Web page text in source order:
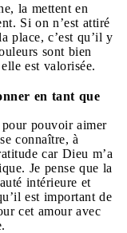
la mettent en
Si on n’est attiré
place, c’est qu’il y
sont bien
est valorisée.
en tant que
pour pouvoir aimer
connaître, à
car Dieu m’a
Je pense que la
intérieure et
est important de
cet amour avec